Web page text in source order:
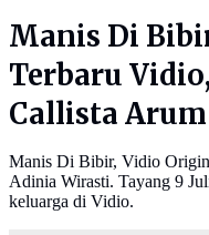
Manis Di
Terbaru
Callista
Manis Di Bibir, Vidio
Adinia Wirasti. Tayang 9
keluarga di Vidio.